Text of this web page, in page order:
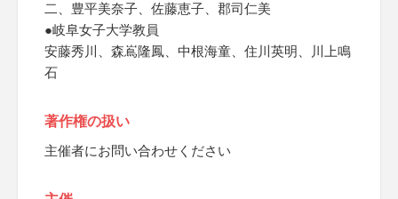
二、豊平美奈子、佐藤恵子、郡司仁美
●岐阜女子大学教員
安藤秀川、森嶌隆鳳、中根海童、住川英明、川上鳴
石
著作権の扱い
主催者にお問い合わせください